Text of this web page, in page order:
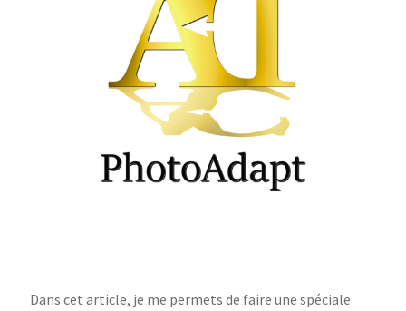
Dans cet article, je me permets de faire une spéciale